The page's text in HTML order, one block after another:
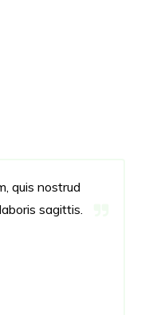
quis nostrud
sagittis.